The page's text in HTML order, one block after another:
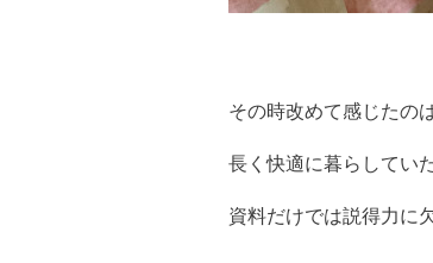
その時改めて感じたの
長く快適に暮らしてい
資料だけでは説得力に